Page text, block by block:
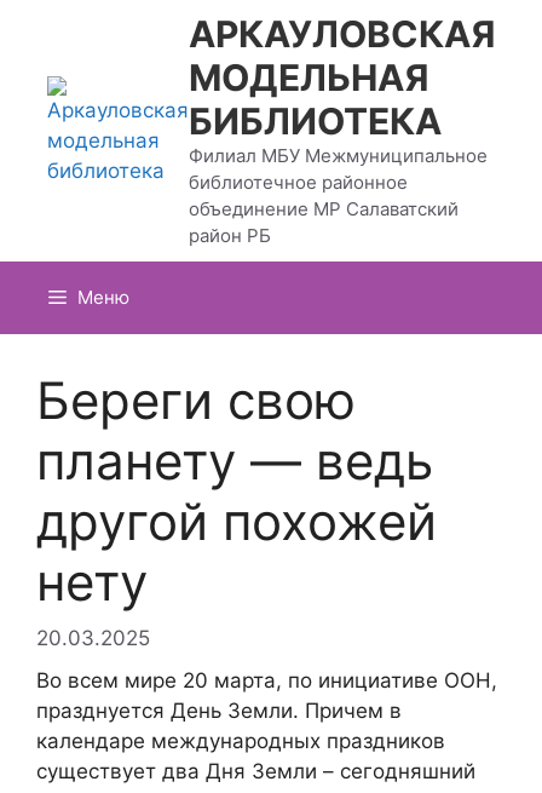
содержимому
АРКАУЛОВСКАЯ
МОДЕЛЬНАЯ
БИБЛИОТЕКА
Филиал МБУ Межмуниципальное
библиотечное районное
объединение МР Салаватский
район РБ
Меню
Береги свою
планету — ведь
другой похожей
нету
20.03.2025
Во всем мире 20 марта, по инициативе ООН,
празднуется День Земли. Причем в
календаре международных праздников
существует два Дня Земли – сегодняшний